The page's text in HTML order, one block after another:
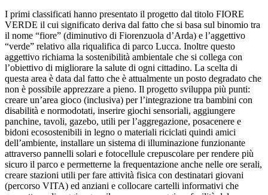
I primi classificati hanno presentato il progetto dal titolo FIORE
VERDE il cui significato deriva dal fatto che si basa sul binomio tra
il nome “fiore” (diminutivo di Fiorenzuola d’Arda) e l’aggettivo
“verde” relativo alla riqualifica di parco Lucca. Inoltre questo
aggettivo richiama la sostenibilità ambientale che si collega con
l’obiettivo di migliorare la salute di ogni cittadino. La scelta di
questa area è data dal fatto che è attualmente un posto degradato che
non è possibile apprezzare a pieno. Il progetto sviluppa più punti:
creare un’area gioco (inclusiva) per l’integrazione tra bambini con
disabilità e normodotati, inserire giochi sensoriali, aggiungere
panchine, tavoli, gazebo, utili per l’aggregazione, posacenere e
bidoni ecosostenibili in legno o materiali riciclati quindi amici
dell’ambiente, installare un sistema di illuminazione funzionante
attraverso pannelli solari e fotocellule crepuscolare per rendere più
sicuro il parco e permetterne la frequentazione anche nelle ore serali,
creare stazioni utili per fare attività fisica con destinatari giovani
(percorso VITA) ed anziani e collocare cartelli informativi che